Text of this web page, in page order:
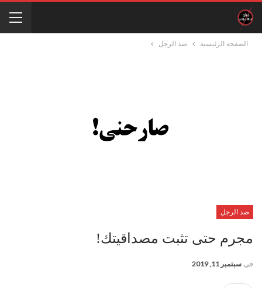
الصفحة الرئيسية ضد الرجل
ضد الرجل
مجرم حتى تثبت مصداقيتك!
في سبتمبر 11, 2019